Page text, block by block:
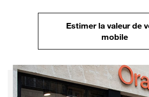
Estimer la valeur de
mobile